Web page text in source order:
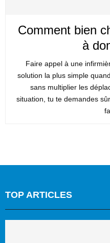
Comment bien
à
Faire appel à une
solution la plus simple
sans multiplier les
situation, tu te demandes
TOP ARTICLES